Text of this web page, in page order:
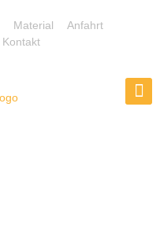
Material
Anfahrt
Kontakt